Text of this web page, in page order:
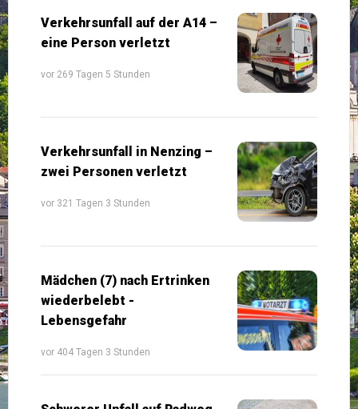
Verkehrsunfall auf der A14 –
eine Person verletzt
vor 269 Tagen 5 Stunden
Verkehrsunfall in Nenzing –
zwei Personen verletzt
vor 321 Tagen 3 Stunden
Mädchen (7) nach Ertrinken
wiederbelebt -
Lebensgefahr
vor 404 Tagen 3 Stunden